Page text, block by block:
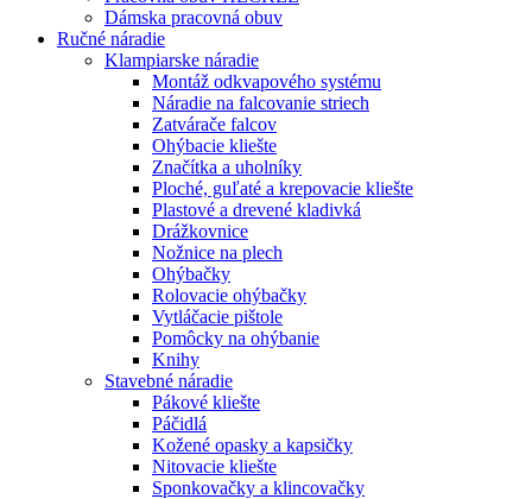
Dámska pracovná obuv
Ručné náradie
Klampiarske náradie
Montáž odkvapového systému
Náradie na falcovanie striech
Zatvárače falcov
Ohýbacie kliešte
Značítka a uholníky
Ploché, guľaté a krepovacie kliešte
Plastové a drevené kladivká
Drážkovnice
Nožnice na plech
Ohýbačky
Rolovacie ohýbačky
Vytláčacie pištole
Pomôcky na ohýbanie
Knihy
Stavebné náradie
Pákové kliešte
Páčidlá
Kožené opasky a kapsičky
Nitovacie kliešte
Sponkovačky a klincovačky